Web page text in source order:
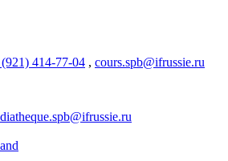
414-77-04 , cours.spb@ifrussie.ru